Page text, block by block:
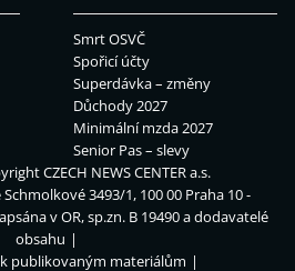
Smrt OSVČ
Spořicí účty
Superdávka – změny
Důchody 2027
Minimální mzda 2027
Senior Pas – slevy
CZECH NEWS CENTER a.s.
3493/1, 100 00 Praha 10 -
v OR, sp.zn. B 19490 a dodavatelé
obsahu
publikovaným materiálům